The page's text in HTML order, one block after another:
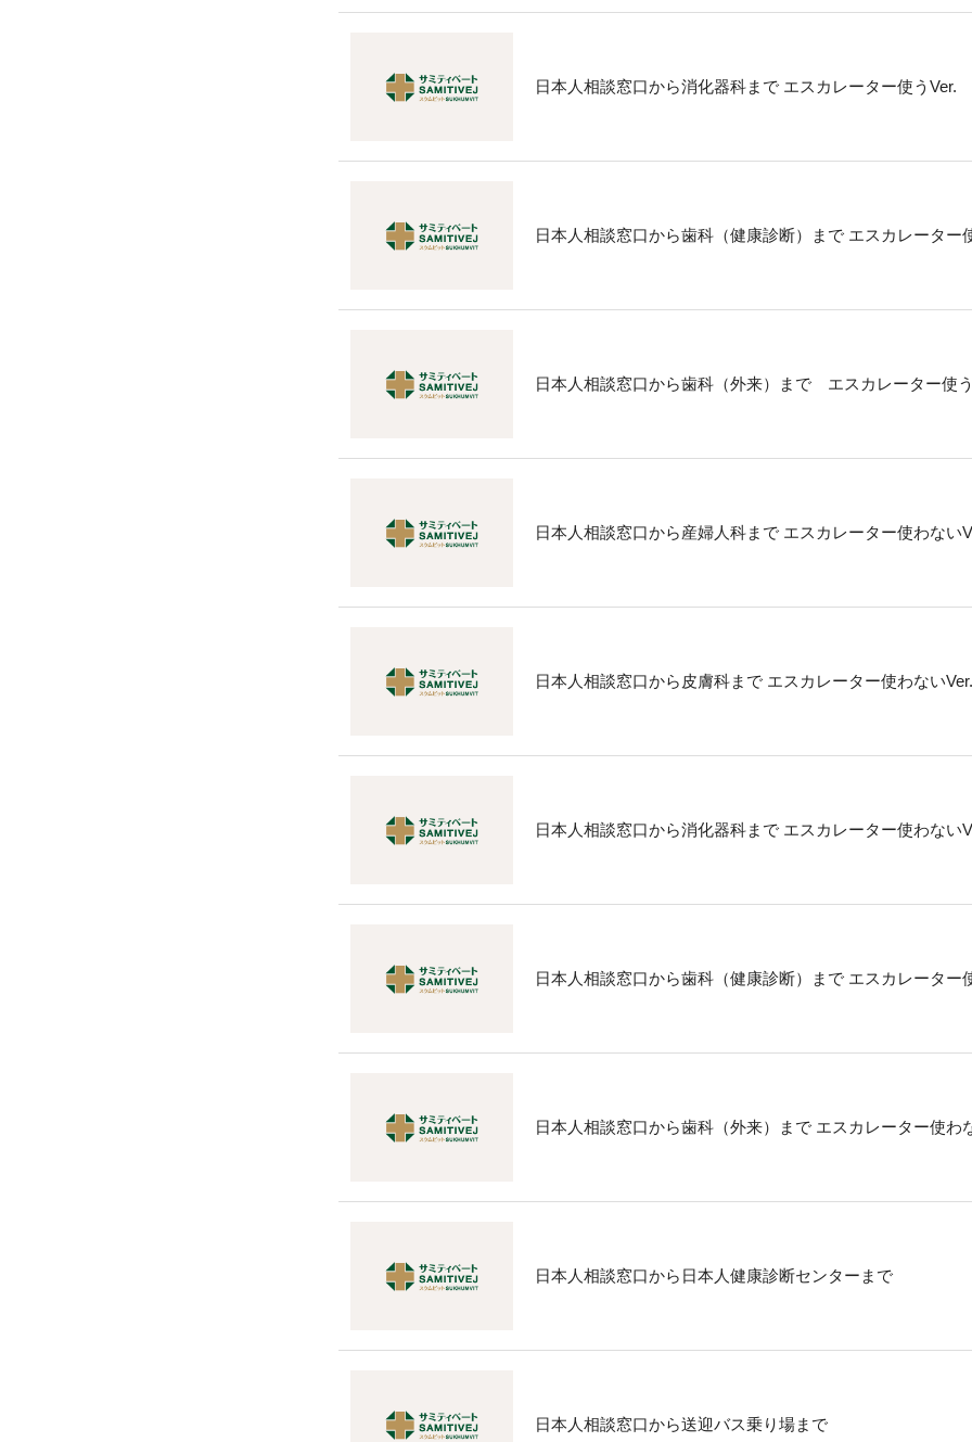
日本人相談窓口から消化器科まで エスカレーター使うVer.
日本人相談窓口から歯科（健康診断）まで エスカレーター
日本人相談窓口から歯科（外来）まで エスカレーター使
日本人相談窓口から産婦人科まで エスカレーター使わない
日本人相談窓口から皮膚科まで エスカレーター使わないVer.
日本人相談窓口から消化器科まで エスカレーター使わない
日本人相談窓口から歯科（健康診断）まで エスカレーター
日本人相談窓口から歯科（外来）まで エスカレーター使わ
日本人相談窓口から日本人健康診断センターまで
日本人相談窓口から送迎バス乗り場まで